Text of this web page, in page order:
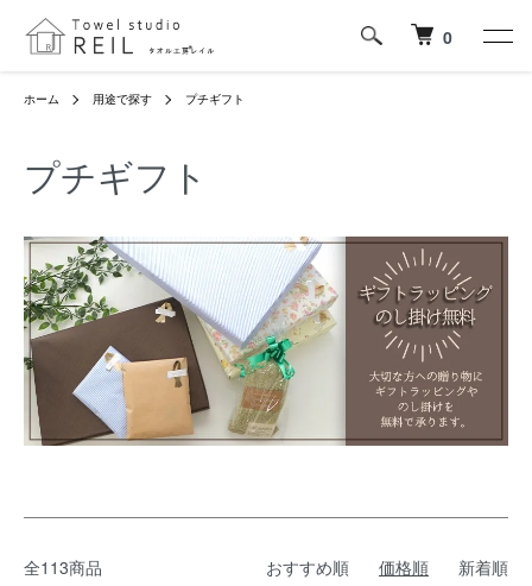
0
ホーム 用途で探す プチギフト
プチギフト
全113商品 おすすめ順 価格順 新着順